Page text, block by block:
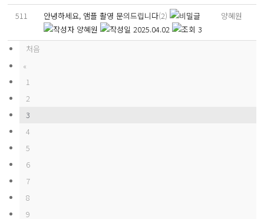
511 안녕하세요, 앰플 촬영 문의드립니다(2)
양혜원
2025.04.02 3
양혜원
처음
«
1
2
3
4
5
6
7
8
9